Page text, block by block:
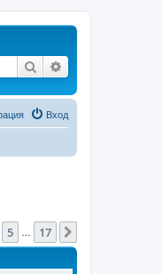
Поиск
Вход
175 17